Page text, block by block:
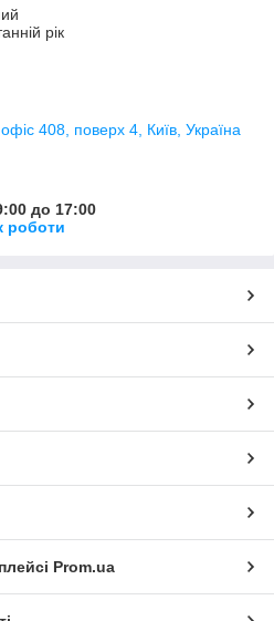
рік
408, поверх 4, Київ, Україна
до 17:00
роботи
Prom.ua